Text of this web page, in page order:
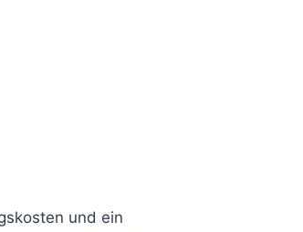
und ein